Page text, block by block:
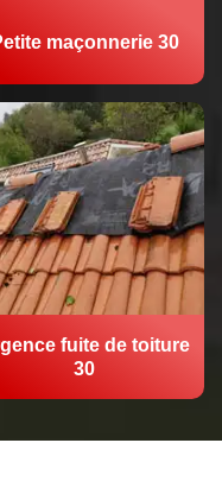
maçonnerie 30
fuite de toiture
30